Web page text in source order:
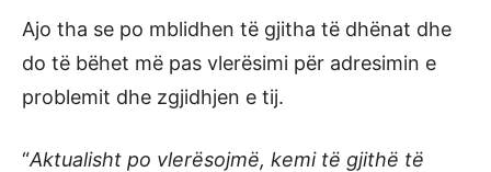
Ajo tha se po mblidhen të gjitha të dhënat dhe
do të bëhet më pas vlerësimi për adresimin e
problemit dhe zgjidhjen e tij.
“Aktualisht po vlerësojmë, kemi të gjithë të